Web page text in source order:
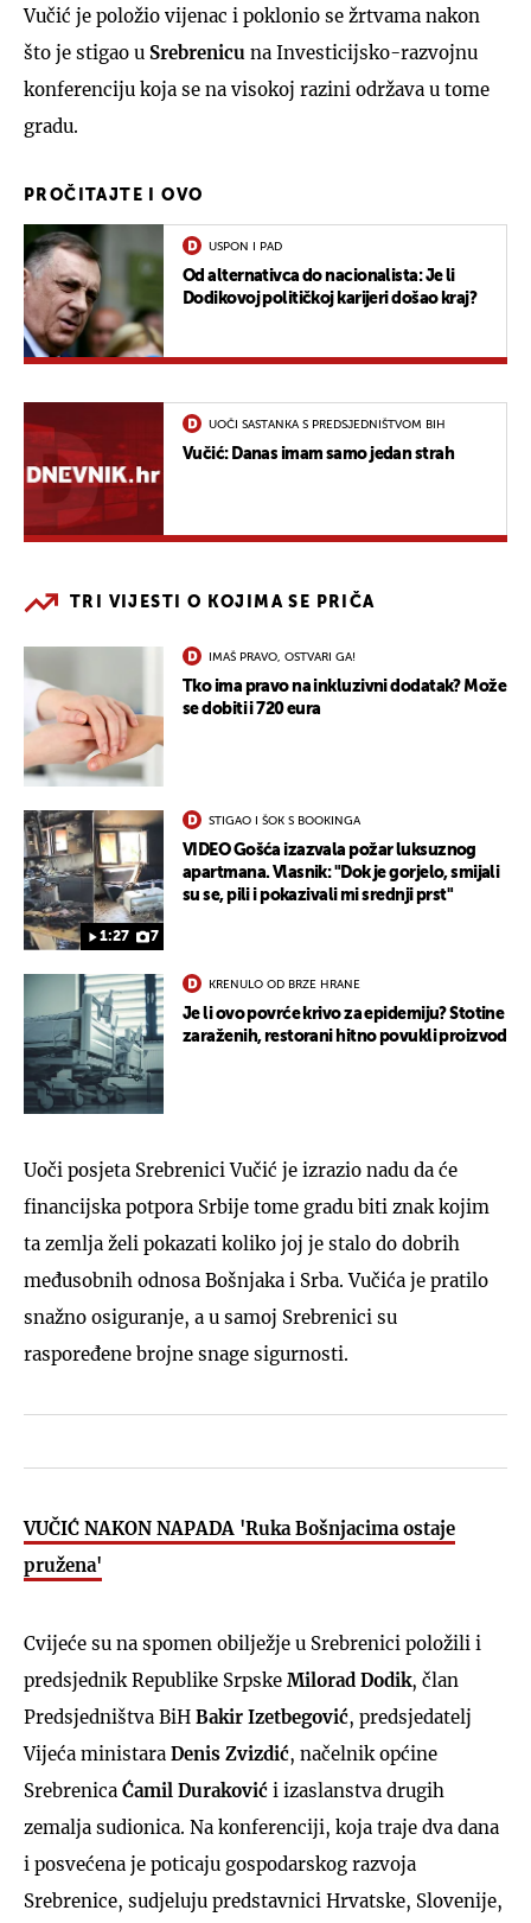
Vučić je položio vijenac i poklonio se žrtvama nakon
što je stigao u Srebrenicu na Investicijsko-razvojnu
konferenciju koja se na visokoj razini održava u tome
gradu.
PROČITAJTE I OVO
USPON I PAD
Od alternativca do nacionalista: Je li
Dodikovoj političkoj karijeri došao kraj?
UOČI SASTANKA S PREDSJEDNIŠTVOM BIH
Vučić: Danas imam samo jedan strah
TRI VIJESTI O KOJIMA SE PRIČA
IMAŠ PRAVO, OSTVARI GA!
Tko ima pravo na inkluzivni dodatak? Može
se dobiti i 720 eura
1:27 7
STIGAO I ŠOK S BOOKINGA
VIDEO Gošća izazvala požar luksuznog
apartmana. Vlasnik: "Dok je gorjelo, smijali
su se, pili i pokazivali mi srednji prst"
KRENULO OD BRZE HRANE
Je li ovo povrće krivo za epidemiju? Stotine
zaraženih, restorani hitno povukli proizvod
Uoči posjeta Srebrenici Vučić je izrazio nadu da će
financijska potpora Srbije tome gradu biti znak kojim
ta zemlja želi pokazati koliko joj je stalo do dobrih
međusobnih odnosa Bošnjaka i Srba. Vučića je pratilo
snažno osiguranje, a u samoj Srebrenici su
raspoređene brojne snage sigurnosti.
VUČIĆ NAKON NAPADA 'Ruka Bošnjacima ostaje
pružena'
Cvijeće su na spomen obilježje u Srebrenici položili i
predsjednik Republike Srpske Milorad Dodik, član
Predsjedništva BiH Bakir Izetbegović, predsjedatelj
Vijeća ministara Denis Zvizdić, načelnik općine
Srebrenica Ćamil Duraković i izaslanstva drugih
zemalja sudionica. Na konferenciji, koja traje dva dana
i posvećena je poticaju gospodarskog razvoja
Srebrenice, sudjeluju predstavnici Hrvatske, Slovenije,